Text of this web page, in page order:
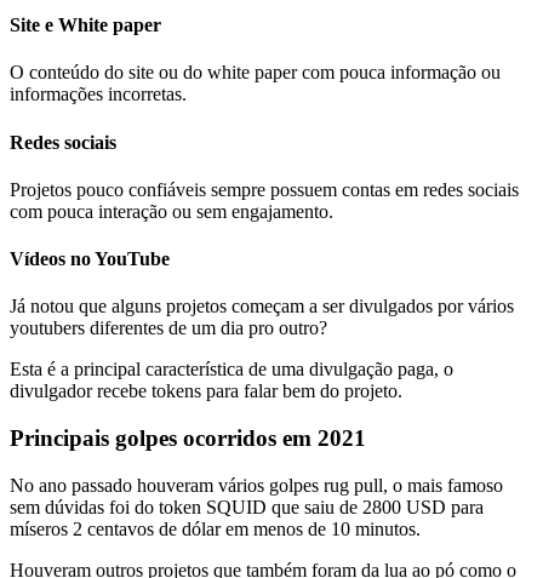
Site e White paper
O conteúdo do site ou do white paper com pouca informação ou
informações incorretas.
Redes sociais
Projetos pouco confiáveis sempre possuem contas em redes sociais
com pouca interação ou sem engajamento.
Vídeos no YouTube
Já notou que alguns projetos começam a ser divulgados por vários
youtubers diferentes de um dia pro outro?
Esta é a principal característica de uma divulgação paga, o
divulgador recebe tokens para falar bem do projeto.
Principais golpes ocorridos em 2021
No ano passado houveram vários golpes rug pull, o mais famoso
sem dúvidas foi do token SQUID que saiu de 2800 USD para
míseros 2 centavos de dólar em menos de 10 minutos.
Houveram outros projetos que também foram da lua ao pó como o